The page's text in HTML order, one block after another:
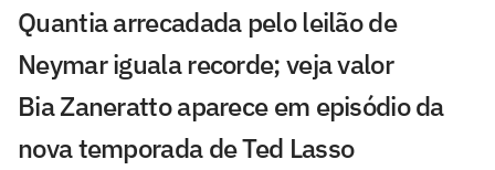
Quantia arrecadada pelo leilão de
Neymar iguala recorde; veja valor
Bia Zaneratto aparece em episódio da
nova temporada de Ted Lasso